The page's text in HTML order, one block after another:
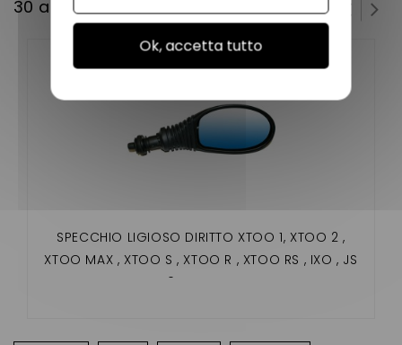
30 altri prodotti della stessa categoria:
SPECCHIO LIGIOSO DIRITTO XTOO 1, XTOO 2 ,
XTOO MAX , XTOO S , XTOO R , XTOO RS , IXO , JS
50 , OPTIMAX
Ok, accetta tutto